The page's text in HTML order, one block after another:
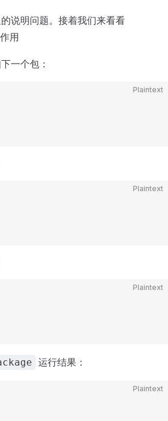
说明问题。接着我们来看看
用
一个包：
Plaintext
Plaintext
Plaintext
运行结果：
Plaintext